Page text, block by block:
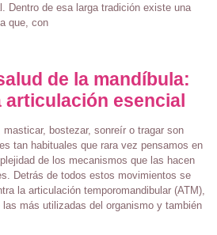
Dentro de esa larga tradición existe una
que, con
de la mandíbula:
articulación esencial
masticar, bostezar, sonreír o tragar son
tan habituales que rara vez pensamos en
de los mecanismos que las hacen
Detrás de todos estos movimientos se
la articulación temporomandibular (ATM),
las más utilizadas del organismo y también